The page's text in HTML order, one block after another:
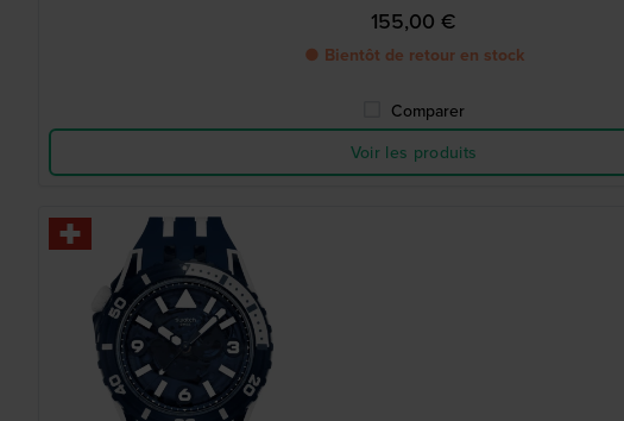
155,00 €
● Bientôt de retour en stock
Comparer
Voir les produits